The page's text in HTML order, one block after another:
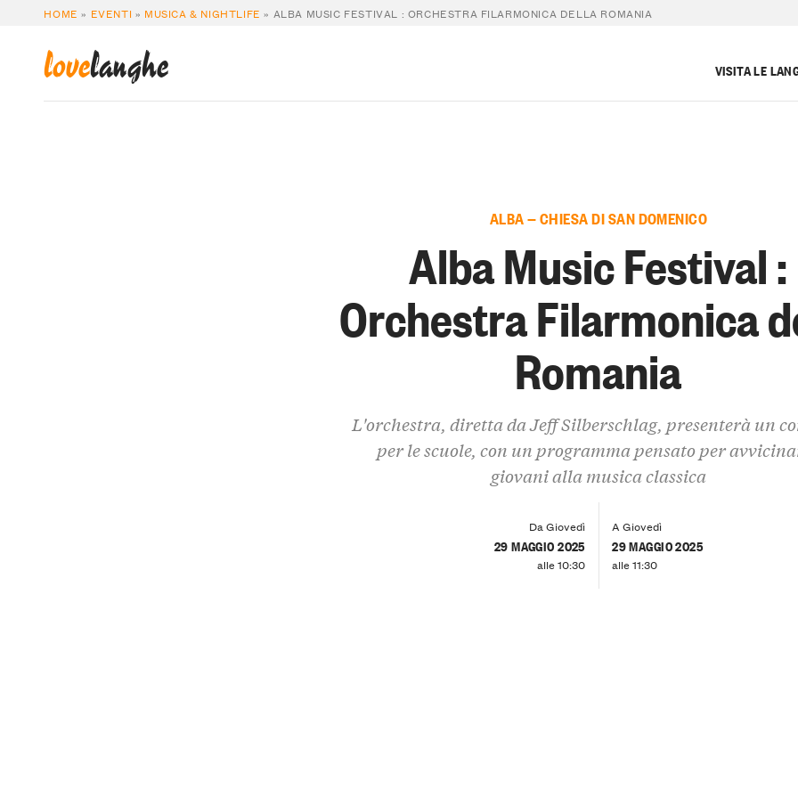
HOME » EVENTI » MUSICA & NIGHTLIFE » ALBA MUSIC FESTIVAL : ORCHESTRA FILARMONICA DELLA ROMANIA
lovelanghe VISITA LE
ALBA — CHIESA DI SAN DOMENICO
Alba Music Festival :
Orchestra Filarmonica
Romania
L'orchestra, diretta da Jeff Silberschlag, presenterà un
per le scuole, con un programma pensato per
giovani alla musica classica
Da Giovedì
29 MAGGIO 2025
alle 10:30
A Giovedì
29 MAGGIO 2025
alle 11:30